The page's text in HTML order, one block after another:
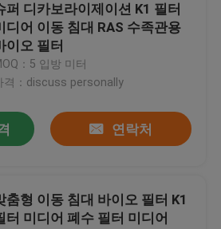
퍼 디카보라이제이션 K1 필터
디어 이동 침대 RAS 수족관용
이오 필터
：5 입방 미터
격：discuss personally
연락처
춤형 이동 침대 바이오 필터 K1
터 미디어 폐수 필터 미디어